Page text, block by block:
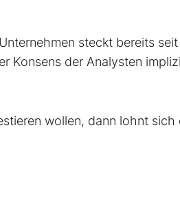
steckt bereits
Konsens der Analysten
wollen, dann lohnt sich